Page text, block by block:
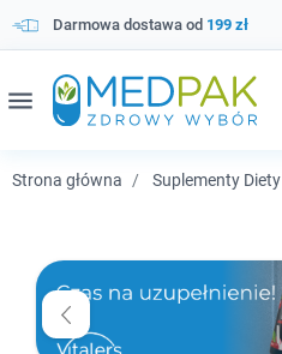
Darmowa dostawa od 199 zł
menu
Strona główna Suplementy Diety